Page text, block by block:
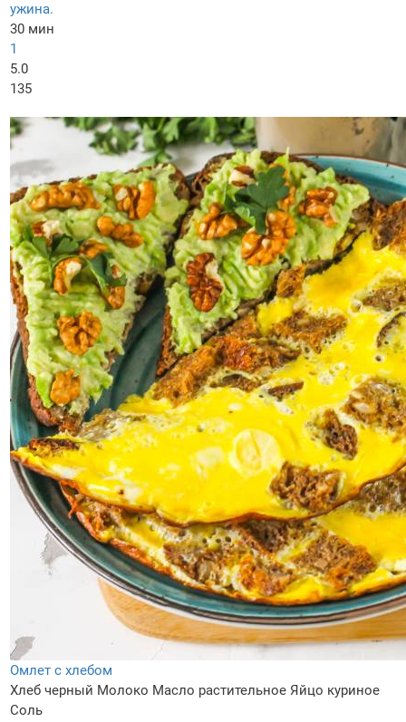
ужина.
30 мин
1
5.0
135
Омлет с хлебом
Хлеб черный Молоко Масло растительное Яйцо куриное
Соль